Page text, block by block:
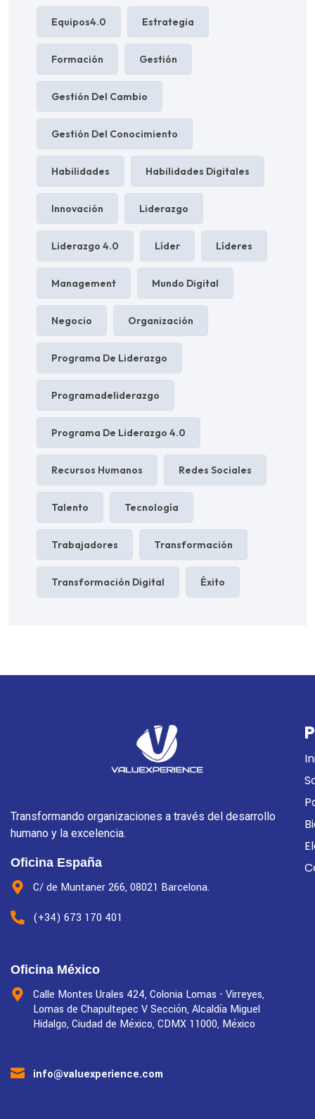
Equipos4.0 Estrategia
Formación Gestión
Gestión Del Cambio
Gestión Del Conocimiento
Habilidades Habilidades Digitales
Innovación Liderazgo
Liderazgo 4.0 Líder Líderes
Management Mundo Digital
Negocio Organización
Programa De Liderazgo
Programadeliderazgo
Programa De Liderazgo 4.0
Recursos Humanos Redes Sociales
Talento Tecnología
Trabajadores Transformación
Transformación Digital Éxito
Transformando organizaciones a través del desarrollo
humano y la excelencia.
Oficina España
C/ de Muntaner 266, 08021 Barcelona.
(+34) 673 170 401
Oficina México
Calle Montes Urales 424, Colonia Lomas - Virreyes,
Lomas de Chapultepec V Sección, Alcaldía Miguel
Hidalgo, Ciudad de México, CDMX 11000, México
info@valuexperience.com